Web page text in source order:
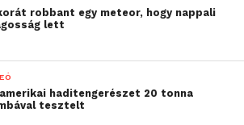
robbant egy meteor, hogy nappali
lett
haditengerészet 20 tonna
tesztelt